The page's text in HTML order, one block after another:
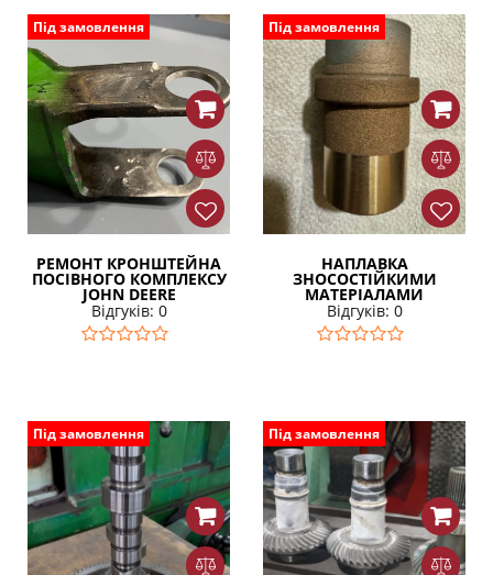
Під замовлення
РЕМОНТ КРОНШТЕЙНА
ПОСІВНОГО КОМПЛЕКСУ
JOHN DEERE
Відгуків: 0
Під замовлення
НАПЛАВКА
ЗНОСОСТІЙКИМИ
МАТЕРІАЛАМИ
Відгуків: 0
Під замовлення Під замовлення